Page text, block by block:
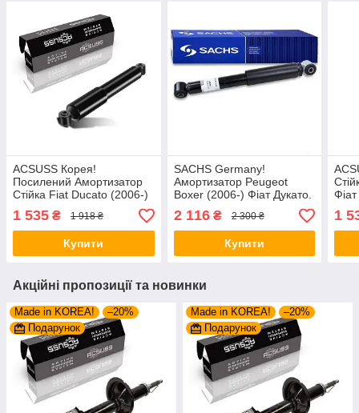
ACSUSS Корея!
Посилений Амортизатор
Стійка Fiat Ducato (2006-)
Фіат Дукато. Задній.
314713 , 345700
1 535 ₴ 1 918 ₴
Купити
SACHS Germany!
Амортизатор Peugeot
Boxer (2006-) Фіат Дукато.
Задній. 314713 , 345700
2 116₴ 2 300 ₴
Купити
1
Акційні пропозиції та новинки
Made in KOREA!
–20%
Подарунок
Made in KOREA!
–20%
Подарунок